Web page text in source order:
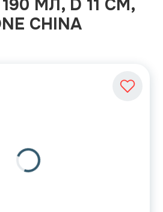
МЛ, D 11 СМ,
CHINA